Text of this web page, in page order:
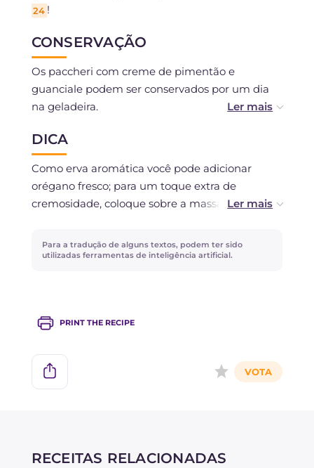
24 !
CONSERVAÇÃO
Os paccheri com creme de pimentão e
guanciale podem ser conservados por um dia
na geladeira.
Você pode preparar o molho de pimentões com
antecedência e guardá-lo na geladeira por dois
DICA
Como erva aromática você pode adicionar
orégano fresco; para um toque extra de
cremosidade, coloque sobre a massa quente
Para a tradução de alguns textos, podem ter sido
utilizadas ferramentas de inteligência artificial.
PRINT THE RECIPE
RECEITAS RELACIONADAS